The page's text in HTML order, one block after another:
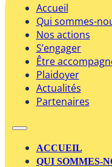
Accueil
Qui sommes-
Nos actions
S’engager
Être
Plaidoyer
Actualités
Partenaires
ACCUEIL
QUI SOMMES-